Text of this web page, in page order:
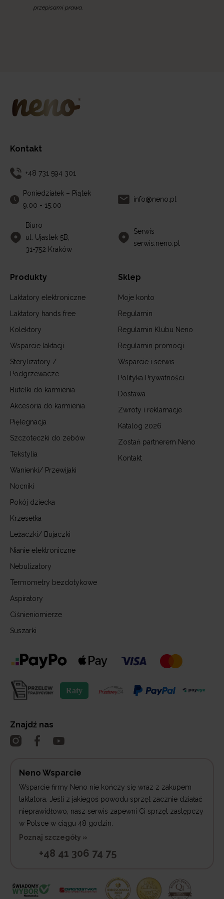
przepisami prawa.
Kontakt
+48 731 594 301
Poniedziałek – Piątek
9:00 - 15:00
info@neno.pl
Biuro
ul. Ujastek 5B,
31-752 Kraków
Serwis
serwis.neno.pl
Produkty
Laktatory elektroniczne
Laktatory hands free
Kolektory
Wsparcie laktacji
Sterylizatory /
Podgrzewacze
Butelki do karmienia
Akcesoria do karmienia
Pięlegnacja
Szczoteczki do zebów
Tekstylia
Wanienki/ Przewijaki
Nocniki
Pokój dziecka
Krzesełka
Leżaczki/ Bujaczki
Nianie elektroniczne
Nebulizatory
Termometry bezdotykowe
Aspiratory
Ciśnieniomierze
Suszarki
Sklep
Moje konto
Regulamin
Regulamin Klubu Neno
Regulamin promocji
Wsparcie i serwis
Polityka Prywatności
Dostawa
Zwroty i reklamacje
Katalog 2026
Zostań partnerem Neno
Kontakt
Znajdź nas
Neno Wsparcie
Wsparcie firmy Neno nie kończy się wraz z zakupem
laktatora. Jeśli z jakiegoś powodu sprzęt zacznie działać
nieprawidłowo, nasz serwis zapewni Ci sprzęt zastępczy
w Polsce w ciągu 48 godzin.
Poznaj szczegóły »
+48 41 306 74 75